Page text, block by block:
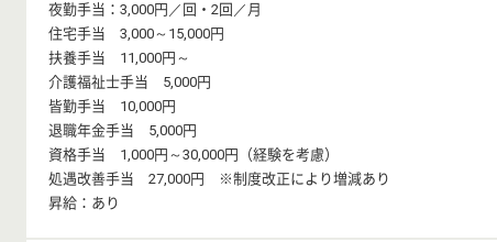
夜勤手当：3,000円／回・2回／月
住宅手当 3,000～15,000円
扶養手当 11,000円～
介護福祉士手当 5,000円
皆勤手当 10,000円
退職年金手当 5,000円
資格手当 1,000円～30,000円（経験を考慮）
処遇改善手当 27,000円 ※制度改正により増減あり
昇給：あり